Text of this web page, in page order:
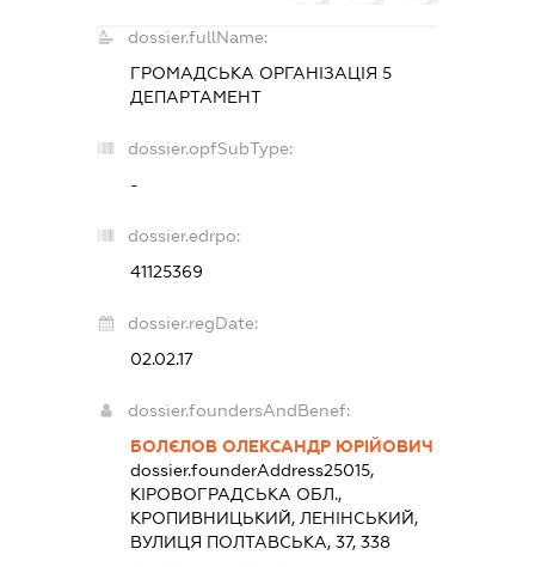
dossier.fullName:
ГРОМАДСЬКА ОРГАНІЗАЦІЯ 5
ДЕПАРТАМЕНТ
dossier.opfSubType:
-
dossier.edrpo:
41125369
dossier.regDate:
02.02.17
dossier.foundersAndBenef:
БОЛЄЛОВ ОЛЕКСАНДР ЮРІЙОВИЧ
dossier.founderAddress25015,
КІРОВОГРАДСЬКА ОБЛ.,
КРОПИВНИЦЬКИЙ, ЛЕНІНСЬКИЙ,
ВУЛИЦЯ ПОЛТАВСЬКА, 37, 338